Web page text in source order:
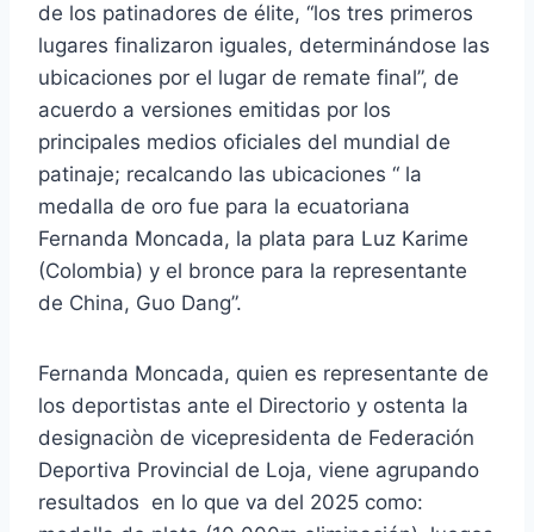
de los patinadores de élite, “los tres primeros
lugares finalizaron iguales, determinándose las
ubicaciones por el lugar de remate final”, de
acuerdo a versiones emitidas por los
principales medios oficiales del mundial de
patinaje; recalcando las ubicaciones “ la
medalla de oro fue para la ecuatoriana
Fernanda Moncada, la plata para Luz Karime
(Colombia) y el bronce para la representante
de China, Guo Dang”.
Fernanda Moncada, quien es representante de
los deportistas ante el Directorio y ostenta la
designaciòn de vicepresidenta de Federación
Deportiva Provincial de Loja, viene agrupando
resultados en lo que va del 2025 como: